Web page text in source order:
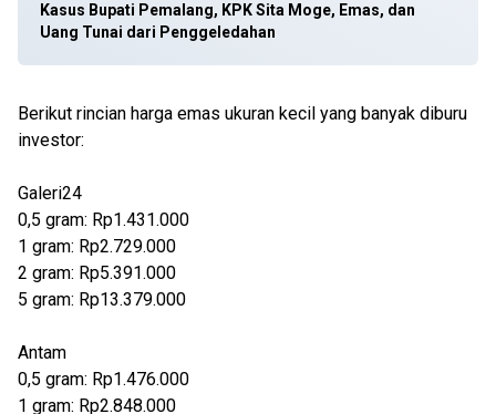
Kasus Bupati Pemalang, KPK Sita Moge, Emas, dan
Uang Tunai dari Penggeledahan
Berikut rincian harga emas ukuran kecil yang banyak diburu
investor:
Galeri24
0,5 gram: Rp1.431.000
1 gram: Rp2.729.000
2 gram: Rp5.391.000
5 gram: Rp13.379.000
Antam
0,5 gram: Rp1.476.000
1 gram: Rp2.848.000